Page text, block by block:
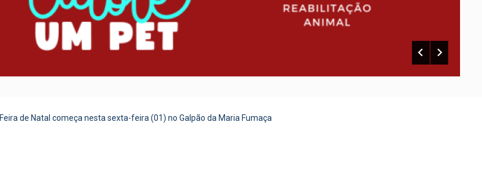
Feira de Natal começa nesta sexta-feira (01) no Galpão da Maria Fumaça